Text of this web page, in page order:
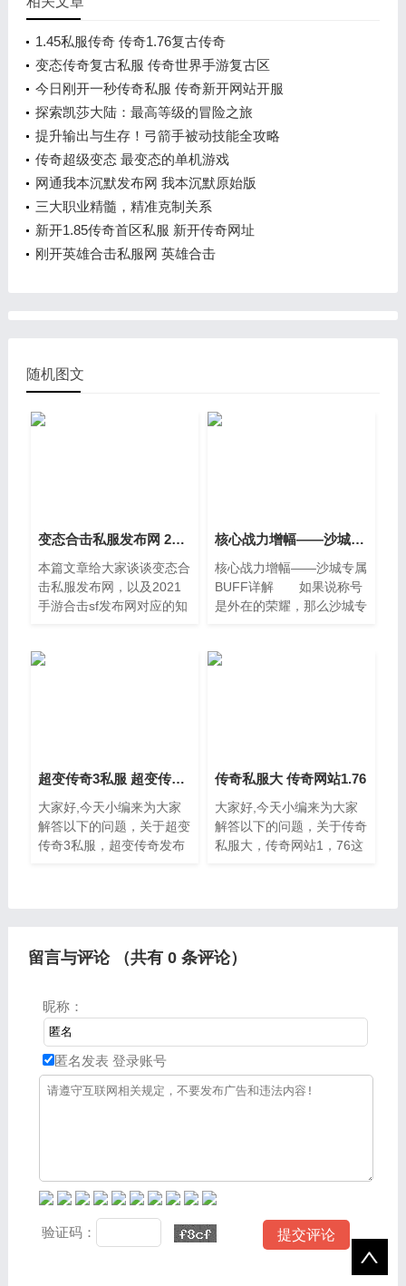
1.45私服传奇 传奇1.76复古传奇
变态传奇复古私服 传奇世界手游复古区
今日刚开一秒传奇私服 传奇新开网站开服
探索凯莎大陆：最高等级的冒险之旅
提升输出与生存！弓箭手被动技能全攻略
传奇超级变态 最变态的单机游戏
网通我本沉默发布网 我本沉默原始版
三大职业精髓，精准克制关系
新开1.85传奇首区私服 新开传奇网址
刚开英雄合击私服网 英雄合击
随机图文
变态合击私服发布网 2021手游合击sf发布网
本篇文章给大家谈谈变态合
击私服发布网，以及2021
手游合击sf发布网对应的知
长自己的知识，最重要的是
核心战力增幅——沙城专属BUFF详解
核心战力增幅——沙城专属
BUFF详解 如果说称号
是外在的荣耀，那么沙城专
个胜利公会的成员，在踏入
超变传奇3私服 超变传奇发布网站
大家好,今天小编来为大家
解答以下的问题，关于超变
传奇3私服，超变传奇发布
传奇私服大 传奇网站1.76
大家好,今天小编来为大家
解答以下的问题，关于传奇
私服大，传奇网站1，76这
留言与评论 （共有 0条评论）
昵称：
匿名发表 登录账号
验证码：